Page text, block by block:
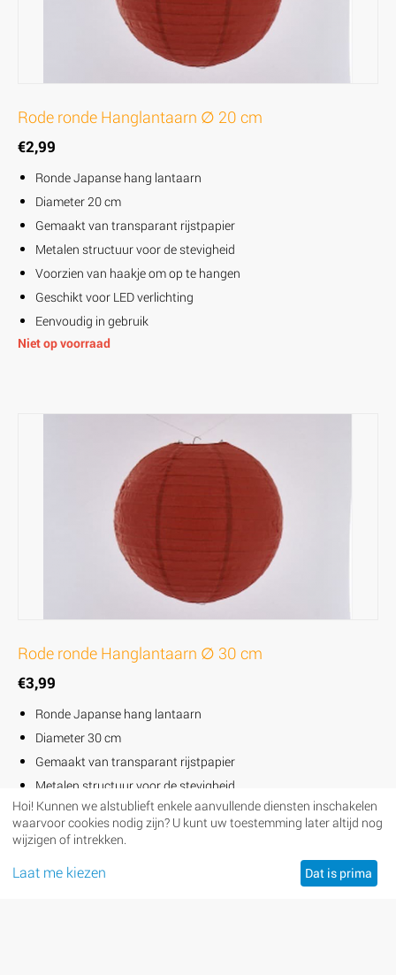
Rode ronde Hanglantaarn ∅ 20 cm
€2,99
Ronde Japanse hang lantaarn
Diameter 20 cm
Gemaakt van transparant rijstpapier
Metalen structuur voor de stevigheid
Voorzien van haakje om op te hangen
Geschikt voor LED verlichting
Eenvoudig in gebruik
Niet op voorraad
Rode ronde Hanglantaarn ∅ 30 cm
€3,99
Ronde Japanse hang lantaarn
Diameter 30 cm
Gemaakt van transparant rijstpapier
Metalen structuur voor de stevigheid
Voorzien van haakje om op te hangen
Geschikt voor LED verlichting
Beschikbaarheid:
Hoi! Kunnen we alstublieft enkele aanvullende diensten inschakelen
waarvoor cookies nodig zijn? U kunt uw toestemming later altijd nog
wijzigen of intrekken.
Laat me kiezen Dat is prima